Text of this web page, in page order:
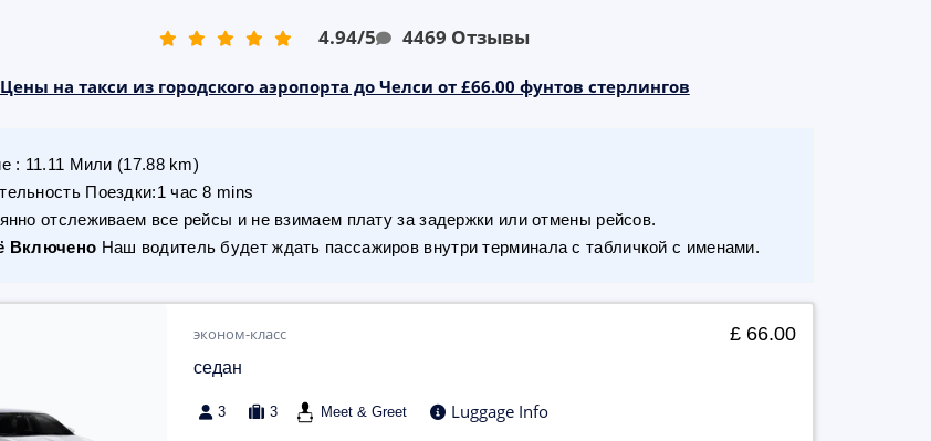
4.94/5 4469 Отзывы
Цены на такси из городского аэропорта до Челси от £66.00 фунтов стерлингов
: 11.11 Мили (17.88km)
Поездки:1 час 8 mins
отслеживаем все рейсы и не взимаем плату за задержки или отмены рейсов.
Включено Наш водитель будет ждать пассажиров внутри терминала с табличкой с именами.
эконом-класс
седан
3 3 Meet & Greet Luggage Info
£ 66.00